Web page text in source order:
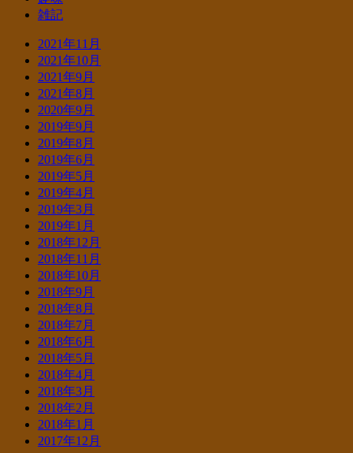
雑記
2021年11月
2021年10月
2021年9月
2021年8月
2020年9月
2019年9月
2019年8月
2019年6月
2019年5月
2019年4月
2019年3月
2019年1月
2018年12月
2018年11月
2018年10月
2018年9月
2018年8月
2018年7月
2018年6月
2018年5月
2018年4月
2018年3月
2018年2月
2018年1月
2017年12月